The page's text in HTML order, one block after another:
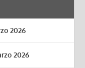
2026
2026